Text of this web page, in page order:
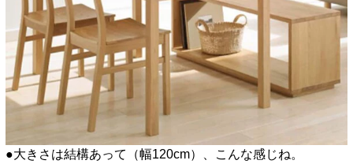
●大きさは結構あって（幅120cm）、こんな感じね。